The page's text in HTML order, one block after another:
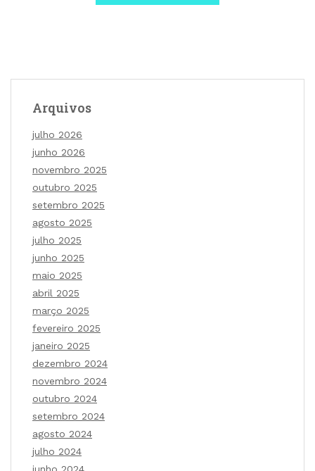
Arquivos
julho 2026
junho 2026
novembro 2025
outubro 2025
setembro 2025
agosto 2025
julho 2025
junho 2025
maio 2025
abril 2025
março 2025
fevereiro 2025
janeiro 2025
dezembro 2024
novembro 2024
outubro 2024
setembro 2024
agosto 2024
julho 2024
junho 2024